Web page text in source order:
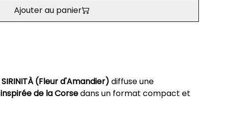
Ajouter au panier
SIRINITÀ (Fleur d'Amandier) diffuse une
inspirée de la Corsedans un format compact et